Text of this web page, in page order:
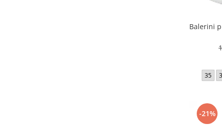
Balerini
35
-21%